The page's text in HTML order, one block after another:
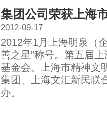
集团公司荣获上海
2012-09-17
2012年1月上海明泉（
善之星”称号。第五届
基金会、上海市精神文
集团、上海文汇新民联
办。